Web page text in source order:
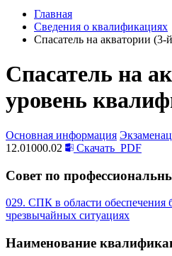
Главная
Сведения о квалификациях
Спасатель на акватории
Спасатель на
уровень
Основная информация
12.01000.02
Скачать PDF
Совет по
029. СПК в области обеспечения
чрезвычайных ситуациях
Наименование